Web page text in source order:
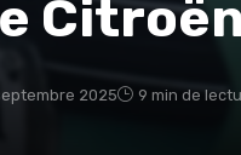
Citroën
2025 9 min de